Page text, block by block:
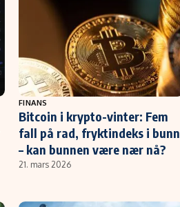
FINANS
Bitcoin i krypto-vinter: Fem
fall på rad, fryktindeks i bunn
– kan bunnen være nær nå?
21. mars 2026